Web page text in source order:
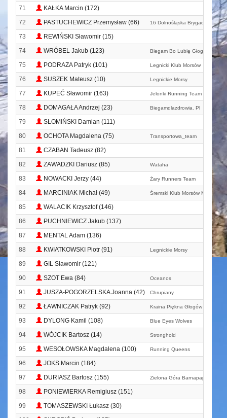
71
KAŁKA Marcin (172)
72
PASTUCHEWICZ Przemysław (66) 16 Dolnośląska Brygada Ot
73
REWIŃSKI Sławomir (15)
74
WRÓBEL Jakub (123) Biegam Bo Lubię Głogów
75 PODRAZA Patryk (101) Legnicki Klub Morsów
76 SUSZEK Mateusz (10) Legnickie Morsy
77 KUPEĆ Sławomir (163) Jelonki Running Team
78 DOMAGAŁA Andrzej (23) Biegamdlazdrowia. Pl
79
SŁOMIŃSKI Damian (111)
80
OCHOTA Magdalena (75) Transportowa_team
81
CZABAN Tadeusz (82)
82
ZAWADZKI Dariusz (85) Wataha
83 NOWACKI Jerzy (44) Żary Runners Team
84 MARCINIAK Michał (49) Śremski Klub Morsów Mrozik
85
WALACIK Krzysztof (146)
86
PUCHNIEWICZ Jakub (137)
87
MENTAL Adam (136)
88
KWIATKOWSKI Piotr (91) Legnickie Morsy
89
GIL Sławomir (121)
90
SZOT Ewa (84) Oceanos
91 JUSZA-POGORZELSKA Joanna (42) Chrupiany
92 ŁAWNICZAK Patryk (92) Kraina Piękna Głogów
93 DYLONG Kamil (108) Blue Eyes Wolves
94 WÓJCIK Bartosz (14) Stronghold
95 WESOŁOWSKA Magdalena (100) Running Queens
96
JOKS Marcin (184)
97
DURIASZ Bartosz (155) Zielona Góra Barnapapa
98
PONIEWIERKA Remigiusz (151)
99
TOMASZEWSKI Łukasz (30)